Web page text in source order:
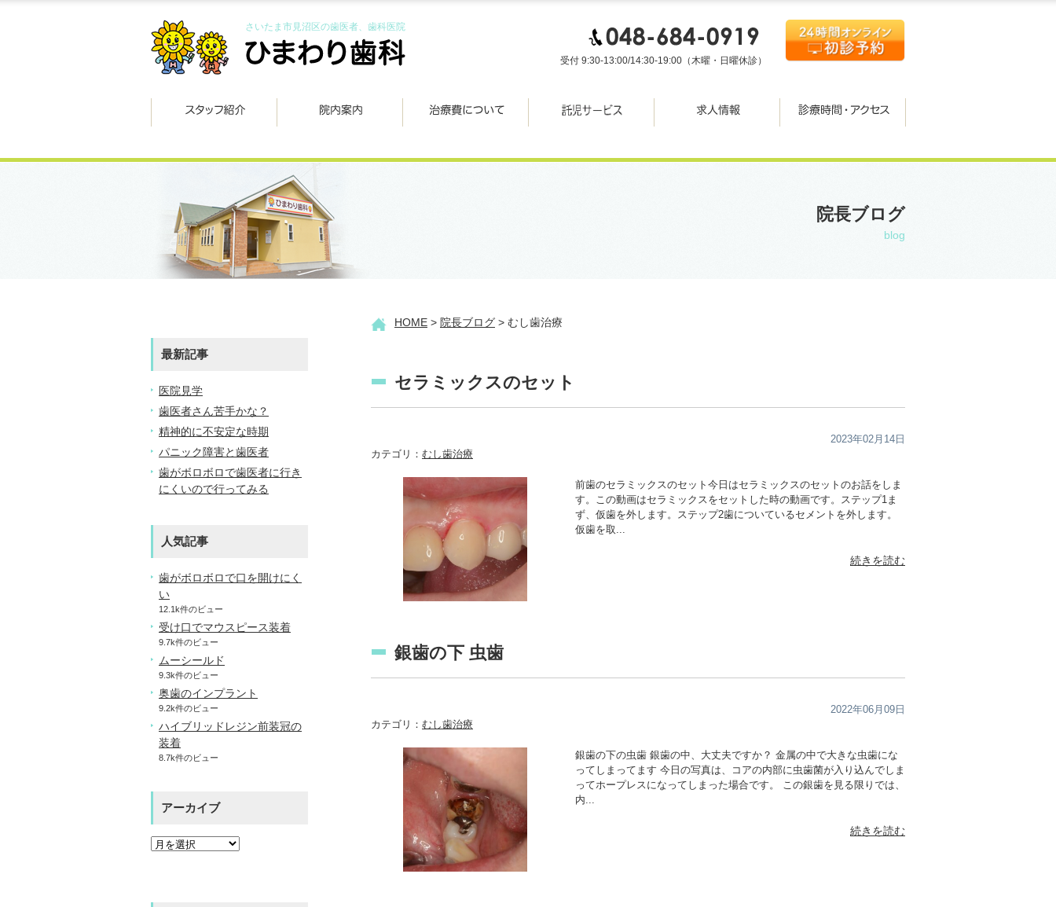
さいたま市見沼区の歯医者、歯科医院
受付 9:30-13:00/14:30-19:00（木曜・日曜休診）
院長ブログ
blog
HOME > 院長ブログ > むし歯治療
セラミックスのセット
2023年02月14日
カテゴリ： むし歯治療
前歯のセラミックスのセット今日はセラミックスのセットのお話をしま
す。この動画はセラミックスをセットした時の動画です。ステップ1ま
ず、仮歯を外します。ステップ2歯についているセメントを外します。
仮歯を取...
続きを読む
銀歯の下 虫歯
2022年06月09日
カテゴリ： むし歯治療
銀歯の下の虫歯 銀歯の中、大丈夫ですか？ 金属の中で大きな虫歯にな
ってしまってます 今日の写真は、コアの内部に虫歯菌が入り込んでしま
ってホープレスになってしまった場合です。 この銀歯を見る限りでは、
内...
続きを読む
最新記事
医院見学
歯医者さん苦手かな？
精神的に不安定な時期
パニック障害と歯医者
歯がボロボロで歯医者に行き
にくいので行ってみる
人気記事
歯がボロボロで口を開けにく
い
12.1k件のビュー
受け口でマウスピース装着
9.7k件のビュー
ムーシールド
9.3k件のビュー
奥歯のインプラント
9.2k件のビュー
ハイブリッドレジン前装冠の
装着
8.7k件のビュー
アーカイブ